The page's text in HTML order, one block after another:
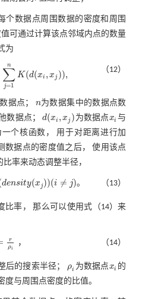
个数据点周围数据的密度和周围
可通过计算该点邻域内点的数量
为
∑
j=1
n
K(d(xi ,x j )),
K(d xi,xj)),
（12）
据点； n
n为数据集中的数据点数
数据点；d(xi ,x j )
d(xi,xj) 为数据点xi
xi 与
一个核函数， 用于对距离进行加
数据点的密度值之后， 使用该点
率来动态调整半径，
density(x j ))(i ≠ j)。
(xj))(i≠j)。 （13）
比率， 那么可以使用式（14）来
r
ρi
，
i ， （14）
后的搜索半径； ρi
ρi 为数据点xi
xi 的
与周围点密度的比值。